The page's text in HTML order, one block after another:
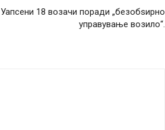
Уапсени 18 возачи поради „безобѕирно
управување возило“.